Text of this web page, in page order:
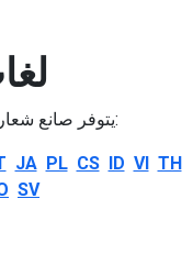
يتوفر صانع شعار الحلاق الخاص بنا بلغات مختلفة:
JA PL CS ID VI TH
SV